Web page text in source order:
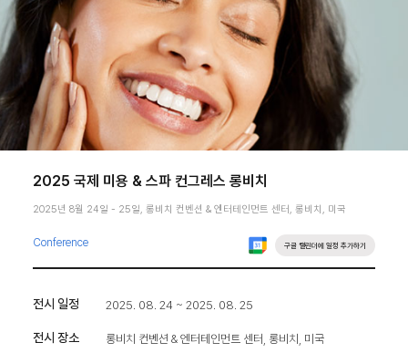
2025 국제 미용 & 스파 컨그레스 롱비치
2025년 8월 24일 - 25일, 롱비치 컨벤션 & 엔터테인먼트 센터, 롱비치, 미국
Conference 구글 캘린더에 일정 추가하기
전시 일정 2025. 08. 24 ~ 2025. 08. 25
전시 장소 롱비치 컨벤션 & 엔터테인먼트 센터, 롱비치, 미국